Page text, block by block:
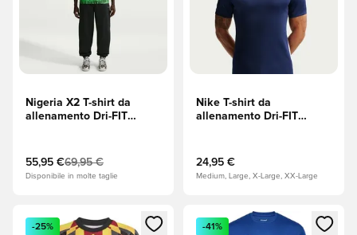
Nigeria X2 T-shirt da
allenamento Dri-FIT
55,95 €69,95 €
Disponibile in molte taglie
Nike T-shirt da
allenamento Dri-FIT
(Rosa)
24,95 €
Medium, Large, X-Large, XX-Large
Apre una finestra modale per accedere o registrarsi come
-25%
Apre una finestra modale
-41%